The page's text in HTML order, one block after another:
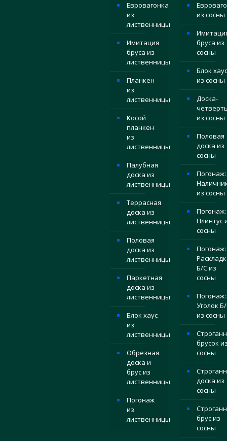
Евровагонка
из
лиственницы
Имитация
бруса из
лиственницы
Планкен
из
лиственницы
Косой
планкен
из
лиственницы
Палубная
доска из
лиственницы
Террасная
доска из
лиственницы
Половая
доска из
лиственницы
Паркетная
доска из
лиственницы
Блок хаус
из
лиственницы
Обрезная
доска и
брус из
лиственницы
Погонаж
из
лиственницы
из сосны
бруса из
сосны
Блок хаус
из сосны
Доска-
из сосны
Половая
доска из
сосны
Погонаж:
из сосны
Погонаж:
Плинтус
сосны
Погонаж:
Б/С из
сосны
Погонаж:
Уголок
из сосны
брусок
сосны
доска из
сосны
брус из
сосны